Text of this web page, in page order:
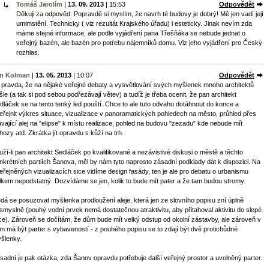
Tomáš Jarolím | 13. 09. 2013 | 15:53
Odpovědět
Děkuji za odpověd. Popravdě si myslím, že navrh té budovy je dobrý! Mě jen vadí její
umimstění. Technicky ( viz rezultát Krajského úřadu) i esteticky. Jinak nevím zda
máme stejné informace, ale podle vyjádření pana Třešňáka se nebude jednat o
veřejný bazén, ale bazén pro potŕebu nájemníků domu. Viz jeho vyjádření pro Český
rozhlas.
Kolman | 13. 05. 2013 | 10:07
Odpovědět
pravda, že na nějaké veřejné debaty a vysvětlování svých myšlenek mnoho architektů
(a tak si pod sebou podřezávají větev) a tudíž je třeba ocenit, že pan architekt
se na tento tenký led pouští. Chce to ale tuto odvahu dotáhnout do konce a
výkres situace, vizualizace v panoramatických pohledech na město, průhled přes
alej na "elipse" k místu realizace, pohled na budovu "zezadu" kde nebude mít
atd. Zkrátka jít opravdu s kůží na trh.
li pan architekt Sedláček po kvalifikované a nezávistivé diskusi o městě a těchto
partiích Šanova, měl by nám tyto naprosto zásadní podklady dát k dispozici. Na
vizualizacích sice vidíme design fasády, ten je ale pro debatu o urbanismu
nepodstatný. Dozvídáme se jen, kolik to bude mít pater a že tam budou stromy.
se posuzovat myšlenka prodloužení aleje, která jen ze slovního popisu zní úplně
(pouhý vodní prvek nemá dostatečnou atraktivitu, aby přitahoval aktivitu do slepé
Zároveň se dočítám, že dům bude mít velký odstup od okolní zástavby, ale zároveň v
má být parter s vybaveností - z pouhého popisu se to zdají být dvě protichůdné
je pak otázka, zda Šanov opravdu potřebuje další veřejný prostor a uvolněný parter.